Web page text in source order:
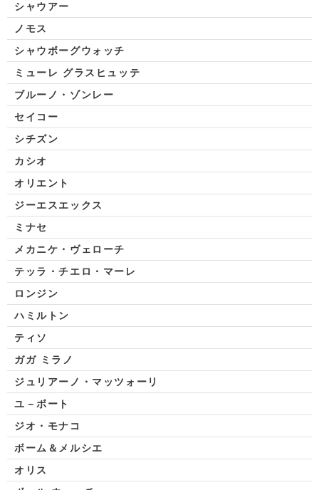
シャウアー
ノモス
シャウボーグウォッチ
ミューレ グラスヒュッテ
ブルーノ・ゾンレー
セイコー
シチズン
カシオ
オリエント
ジーエスエックス
ミナセ
メカニケ・ヴェローチ
テッラ・チエロ・マーレ
ロンジン
ハミルトン
ティソ
ガガ ミラノ
ジュリアーノ・マッツォーリ
ユ－ボート
ジオ・モナコ
ボーム＆メルシエ
オリス